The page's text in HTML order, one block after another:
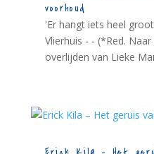
voorhoud
'Er hangt iets heel
Vlierhuis - - (*Red.
overlijden van Lieke